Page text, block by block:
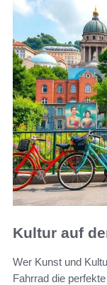
Kultur auf
Wer Kunst und
Fahrrad die